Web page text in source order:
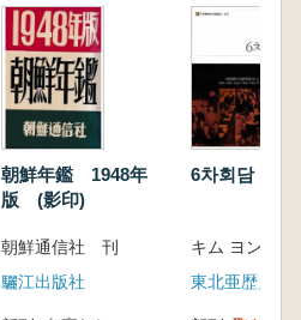
朝鮮年鑑 1948年
版 (影印)
朝鮮通信社 刊
驪江出版社
6차회담 (6
キム ヨンミ
東北亜歴史財